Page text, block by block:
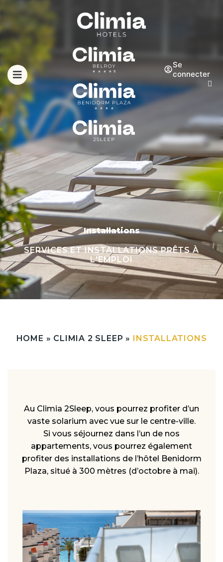
Se
connecter
Installations
SERVICES ET INSTALLATIONS PRÊTS À
L'EMPLOI
HOME » CLIMIA 2 SLEEP » INSTALLATIONS
Au Climia 2Sleep, vous pourrez profiter d’un
vaste solarium avec vue sur le centre-ville.
Si vous séjournez dans l’un de nos
appartements, vous pourrez également
profiter des installations de l’hôtel Benidorm
Plaza, situé à 300 mètres (d’octobre à mai).